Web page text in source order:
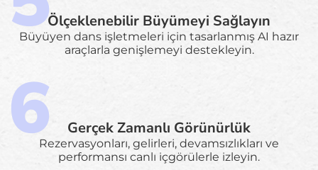
Ölçeklenebilir Büyümeyi Sağlayın
Büyüyen dans işletmeleri için tasarlanmış AI hazır
araçlarla genişlemeyi destekleyin.
Gerçek Zamanlı Görünürlük
Rezervasyonları, gelirleri, devamsızlıkları ve
performansı canlı içgörülerle izleyin.